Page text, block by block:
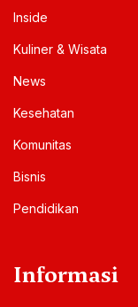
Inside
Kuliner & Wisata
News
Kesehatan
Komunitas
Bisnis
Pendidikan
Informasi